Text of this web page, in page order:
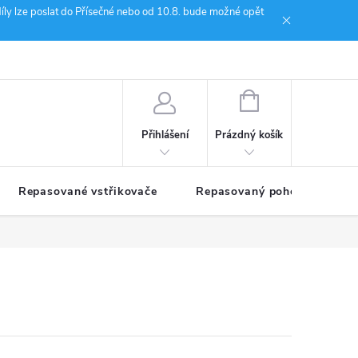
lze poslat do Přísečné nebo od 10.8. bude možné opět
Přihlášení
NÁKUPNÍ
Prázdný košík
Repasované vstřikovače Repasovaný pohon TDM